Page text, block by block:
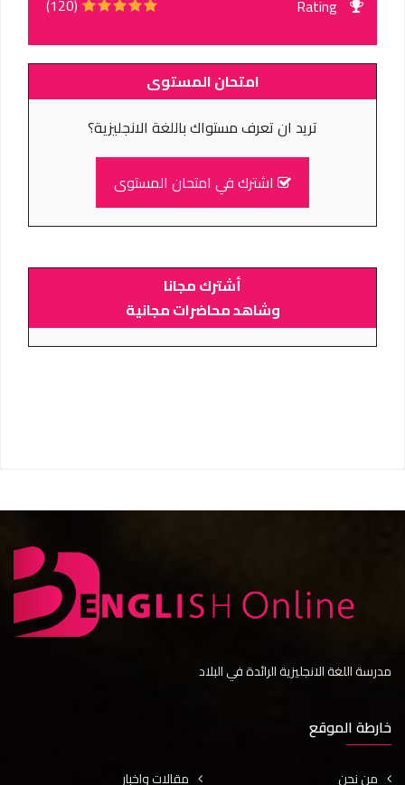
Rating
امتحان المستوى
تريد ان تعرف مستواك باللغة الانجليزية؟
اشترك في امتحان المستوى
أشترك مجانا
وشاهد محاضرات مجانية
مدرسة اللغة الانجليزية الرائدة في البلاد
خارطة الموقع
من نحن مقالات واخبار